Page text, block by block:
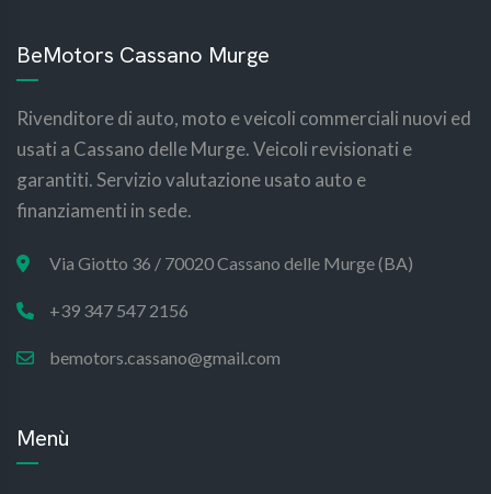
BeMotors Cassano Murge
Rivenditore di auto, moto e veicoli commerciali nuovi ed
usati a Cassano delle Murge. Veicoli revisionati e
garantiti. Servizio valutazione usato auto e
finanziamenti in sede.
Via Giotto 36 / 70020 Cassano delle Murge (BA)
+39 347 547 2156
bemotors.cassano@gmail.com
Menù